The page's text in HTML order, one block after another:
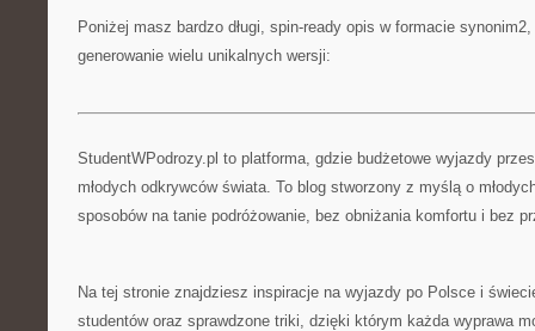
Poniżej masz bardzo długi, spin-ready opis w formacie
generowanie wielu unikalnych wersji:
StudentWPodrozy.pl to platforma, gdzie budżetowe wyjazdy
młodych odkrywców świata. To blog stworzony z myślą o
sposobów na tanie podróżowanie, bez obniżania komfortu i bez
Na tej stronie znajdziesz inspiracje na wyjazdy po Polsce i
studentów oraz sprawdzone triki, dzięki którym każda wyprawa